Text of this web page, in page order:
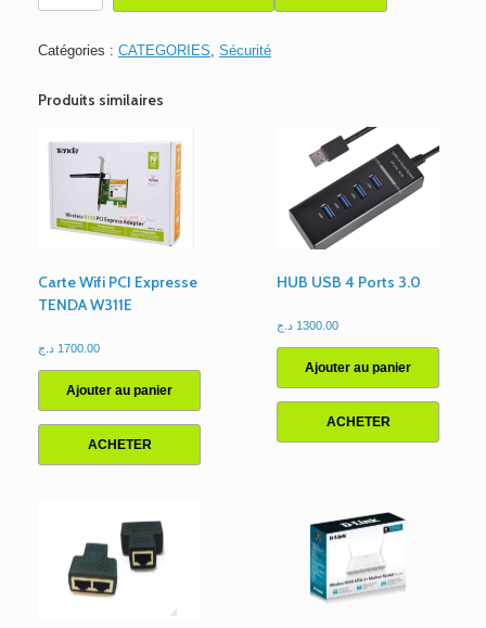
Externe
Avec
TELETEK
Catégories : CATEGORIES, Sécurité
Produits similaires
Carte Wifi PCI Expresse
TENDA W311E
1700.00 د.ج
Ajouter au panier
ACHETER
HUB USB 4 Ports 3.0
1300.00 د.ج
Ajouter au panier
ACHETER